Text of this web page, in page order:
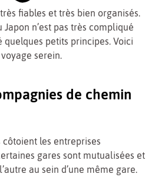
fiables et très bien organisés.
n’est pas très compliqué
petits principes. Voici
serein.
de chemin
côtoient les entreprises
gares sont mutualisées et
au sein d’une même gare.